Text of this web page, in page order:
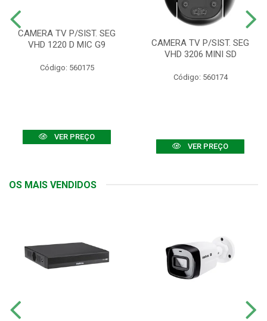
CAMERA TV P/SIST. SEG
VHD 1220 D MIC G9
Código: 560175
VER PREÇO
CAMERA TV P/SIST. SEG
VHD 3206 MINI SD
Código: 560174
VER PREÇO
OS MAIS VENDIDOS